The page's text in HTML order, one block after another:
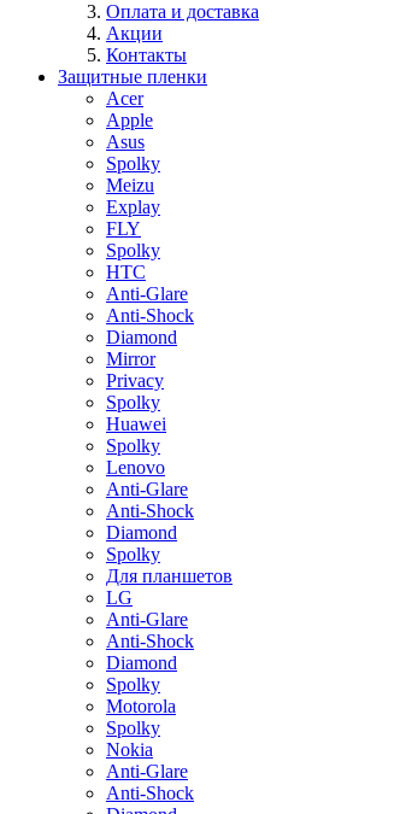
Оплата и доставка
Акции
Контакты
Защитные пленки
Acer
Apple
Asus
Spolky
Meizu
Explay
FLY
Spolky
HTC
Anti-Glare
Anti-Shock
Diamond
Mirror
Privacy
Spolky
Huawei
Spolky
Lenovo
Anti-Glare
Anti-Shock
Diamond
Spolky
Для планшетов
LG
Anti-Glare
Anti-Shock
Diamond
Spolky
Motorola
Spolky
Nokia
Anti-Glare
Anti-Shock